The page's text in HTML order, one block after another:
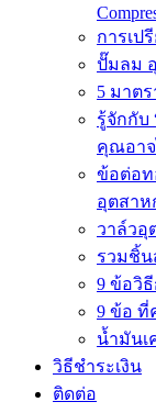
การเป
ปั๊มลม
5 มาต
รู้จักกับ
คุณอา
ข้อต่อท
อุตสาห
วาล์วอุ
รวมชิ้
9 ข้อวิ
9 ข้อ ที่
น้ำมันเ
วิธีชำระเงิน
ติดต่อ